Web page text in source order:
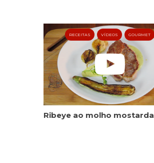
RECEITAS VÍDEOS GOURMET
Ribeye ao molho mostarda